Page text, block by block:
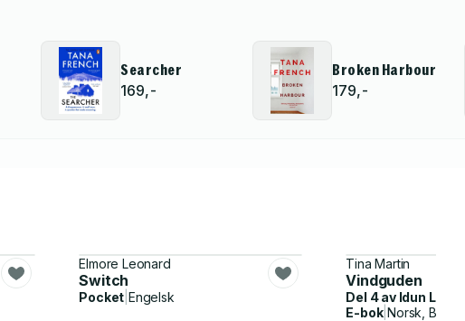
Searcher
169,-
Broken Harbour
179,-
Elmore Leonard
Switch
Pocket Engelsk
Tina Martin
Vindguden
Del 4 av Idun Lind
E-bok|Norsk,